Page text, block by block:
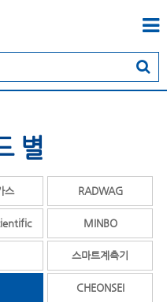
별
스 RADWAG
MINBO
스마트계측기
CHEONSEI